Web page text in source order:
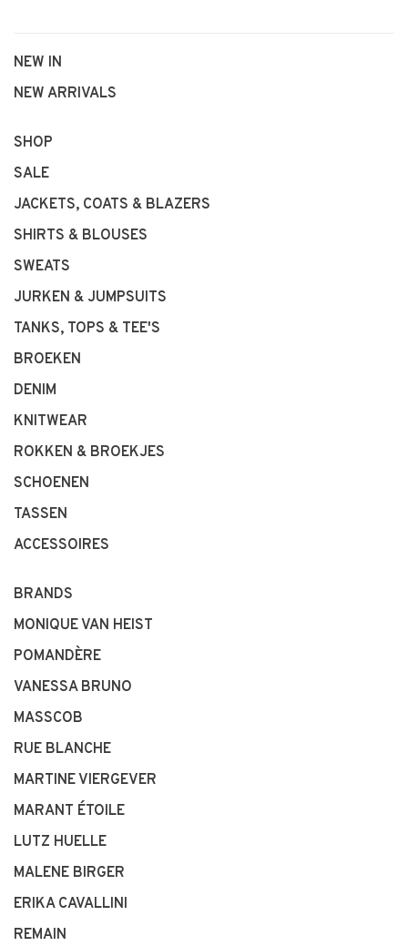
NEW IN
NEW ARRIVALS
SHOP
SALE
JACKETS, COATS & BLAZERS
SHIRTS & BLOUSES
SWEATS
JURKEN & JUMPSUITS
TANKS, TOPS & TEE'S
BROEKEN
DENIM
KNITWEAR
ROKKEN & BROEKJES
SCHOENEN
TASSEN
ACCESSOIRES
BRANDS
MONIQUE VAN HEIST
POMANDÈRE
VANESSA BRUNO
MASSCOB
RUE BLANCHE
MARTINE VIERGEVER
MARANT ÉTOILE
LUTZ HUELLE
MALENE BIRGER
ERIKA CAVALLINI
REMAIN